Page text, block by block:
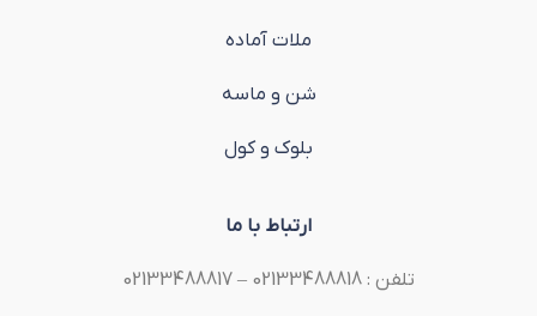
ملات آماده
شن و ماسه
بلوک و کول
ارتباط با ما
تلفن : 02133488818 – 02133488817